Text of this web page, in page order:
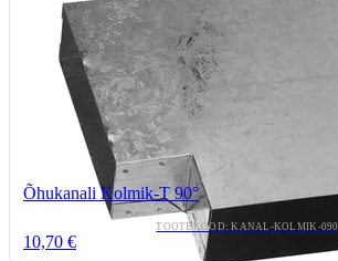
Õhukanali Kolmik-T 90°
TOOTEKOOD: KANAL-KOLMIK-090
10,70 €